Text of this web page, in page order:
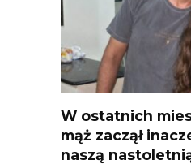
W ostatnich
mąż zaczął
naszą